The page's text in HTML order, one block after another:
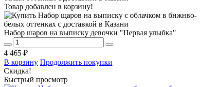
Товар добавлен в корзину!
Набор шаров на выписку девочки "Первая улыбка"
4 465 ₽
В корзину Продолжить покупки
Скидка!
Быстрый просмотр